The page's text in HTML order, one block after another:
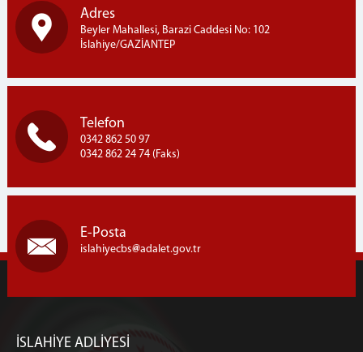
Adres
Beyler Mahallesi, Barazi Caddesi No: 102
İslahiye/GAZİANTEP
Telefon
0342 862 50 97
0342 862 24 74 (Faks)
E-Posta
islahiyecbs adalet.gov.tr
İSLAHİYE ADLİYESİ